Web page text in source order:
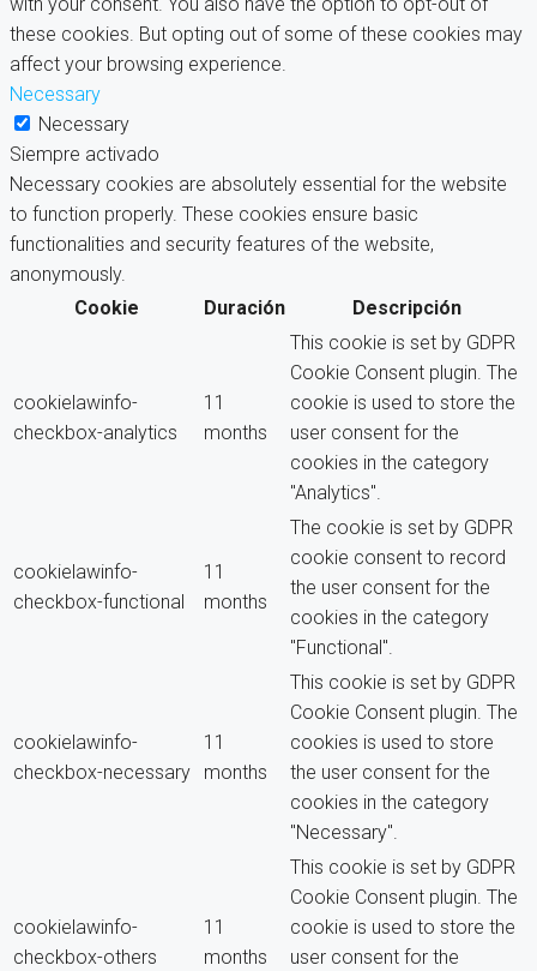
these cookies. But opting out of some of these cookies may
affect your browsing experience.
Necessary
Necessary
Siempre activado
Necessary cookies are absolutely essential for the website
to function properly. These cookies ensure basic
functionalities and security features of the website,
anonymously.
Cookie
Duración Descripción
cookielawinfo-
checkbox-analytics
11
months
This cookie is set by GDPR
Cookie Consent plugin. The
cookie is used to store the
user consent for the
cookies in the category
"Analytics".
cookielawinfo-
checkbox-functional
11
months
The cookie is set by GDPR
cookie consent to record
the user consent for the
cookies in the category
"Functional".
cookielawinfo-
checkbox-necessary
11
months
This cookie is set by GDPR
Cookie Consent plugin. The
cookies is used to store
the user consent for the
cookies in the category
"Necessary".
cookielawinfo-
checkbox-others
11
months
This cookie is set by GDPR
Cookie Consent plugin. The
cookie is used to store the
user consent for the